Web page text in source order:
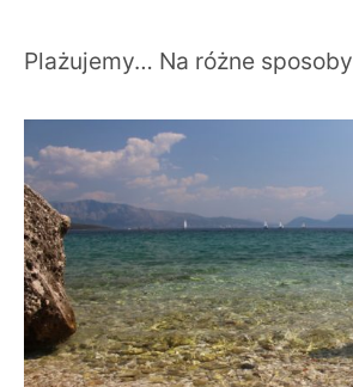
Plażujemy… Na różne sposoby